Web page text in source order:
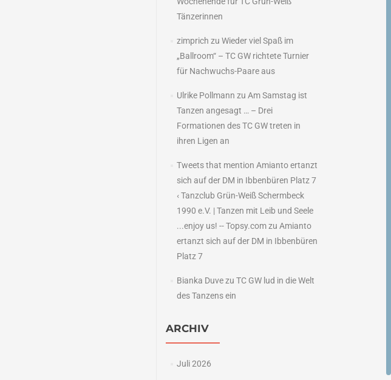
Tänzerinnen
zimprich zu Wieder viel Spaß im
„Ballroom“ – TC GW richtete Turnier
für Nachwuchs-Paare aus
Ulrike Pollmann zu Am Samstag ist
Tanzen angesagt … – Drei
Formationen des TC GW treten in
ihren Ligen an
Tweets that mention Amianto ertanzt
sich auf der DM in Ibbenbüren Platz 7
‹ Tanzclub Grün-Weiß Schermbeck
1990 e.V. | Tanzen mit Leib und Seele
...enjoy us! -- Topsy.comzu Amianto
ertanzt sich auf der DM in Ibbenbüren
Platz 7
Bianka Duvezu TC GW lud in die Welt
des Tanzens ein
ARCHIV
Juli 2026